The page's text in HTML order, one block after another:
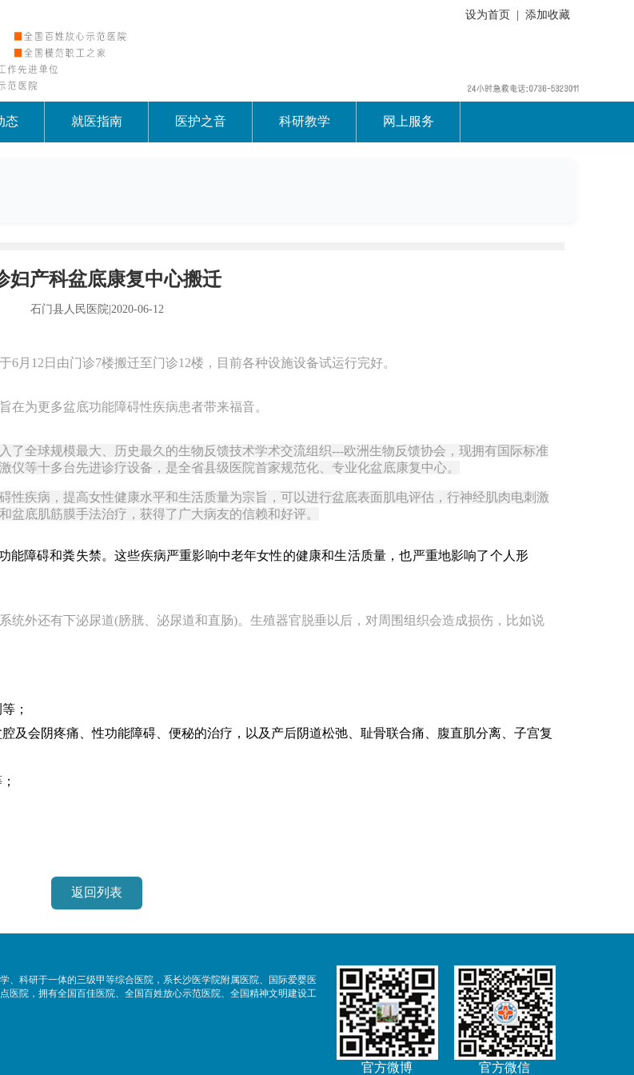
设为首页 添加收藏
态 就医指南 医护之音 科研教学 网上服务
妇产科盆底康复中心搬迁
石门县人民医院|2020-06-12
6月12日由门诊7楼搬迁至门诊12楼，目前各种设施设备试运行完好。
为更多盆底功能障碍性疾病患者带来福音。
了全球规模最大、历史最久的生物反馈技术学术交流组织---欧洲生物反馈协会，现拥有国际标准
等十多台先进诊疗设备，是全省县级医院首家规范化、专业化盆底康复中心。
性疾病，提高女性健康水平和生活质量为宗旨，可以进行盆底表面肌电评估，行神经肌肉电刺激
底肌筋膜手法治疗，获得了广大病友的信赖和好评。
能障碍和粪失禁。这些疾病严重影响中老年女性的健康和生活质量，也严重地影响了个人形
统外还有下泌尿道(膀胱、泌尿道和直肠)。生殖器官脱垂以后，对周围组织会造成损伤，比如说
；
及会阴疼痛、性功能障碍、便秘的治疗，以及产后阴道松弛、耻骨联合痛、腹直肌分离、子宫复
返回列表
、科研于一体的三级甲等综合医院，系长沙医学院附属医院、国际爱婴医
医院，拥有全国百佳医院、全国百姓放心示范医院、全国精神文明建设工
官方微博
官方微信